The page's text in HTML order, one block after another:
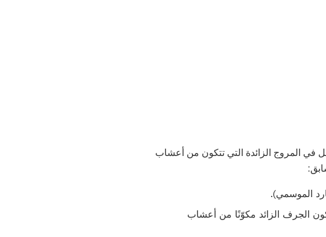
في المروج الزائدة التي تتكون من أعشاب
الموسمي).
الجرف الزائد مكوّنًا من أعشاب